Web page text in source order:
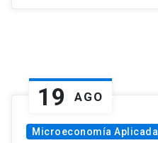
19 AGO
Microeconomía Aplicada